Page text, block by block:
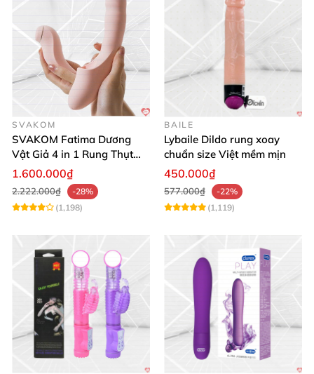
SVAKOM
SVAKOM Fatima Dương
Vật Giả 4 in 1 Rung Thụt
Hút Toả Nhiệt Massage Cho
1.600.000₫
2.222.000₫
-28%
(1,198)
BAILE
Lybaile Dildo rung xoay
chuẩn size Việt mềm mịn
450.000₫
577.000₫
-22%
(1,119)